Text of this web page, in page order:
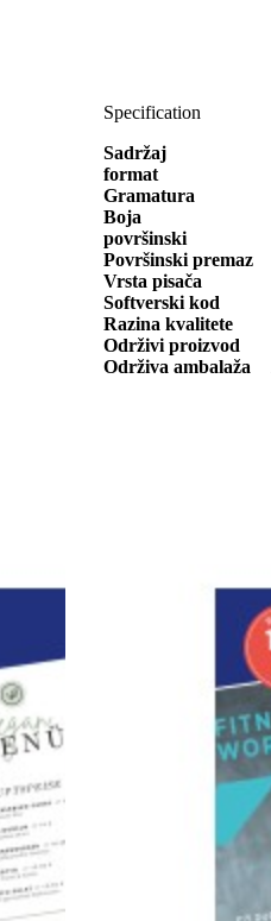
Specification
Sadržaj
format
Gramatura
Boja
površinski
Površinski premaz
Vrsta pisača
Softverski kod
Razina kvalitete
Održivi proizvod
Održiva ambalaža